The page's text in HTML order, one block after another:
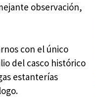
observación,
con el único
del casco histórico
estanterías